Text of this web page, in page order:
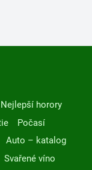
Nejlepší horory
Počasí
Auto – katalog
Svařené víno